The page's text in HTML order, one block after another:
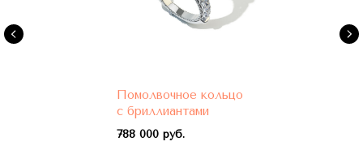
Помолвочное кольцо
с бриллиантами
788 000 руб.